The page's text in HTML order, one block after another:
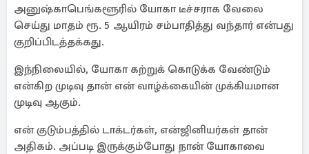
அனுஷ்காபெங்களூரில் யோகா டீச்சராக வேலை
செய்து மாதம் ரூ. 5 ஆயிரம் சம்பாதித்து வந்தார் என்பது
குறிப்பிடத்தக்கது.
இந்நிலையில், யோகா கற்றுக் கொடுக்க வேண்டும்
என்கிற முடிவு தான் என் வாழ்க்கையின் முக்கியமான
முடிவு ஆகும்.
என் குடும்பத்தில் டாக்டர்கள், என்ஜினியர்கள் தான்
அதிகம். அப்படி இருக்கும்போது நான் யோகாவை